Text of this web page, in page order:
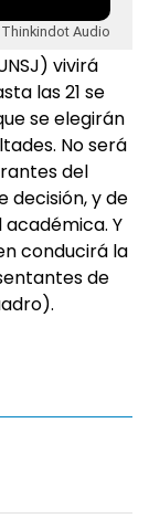
Audio
vivirá
las 21 se
se elegirán
No será
del
decisión, y de
Y
conducirá la
de